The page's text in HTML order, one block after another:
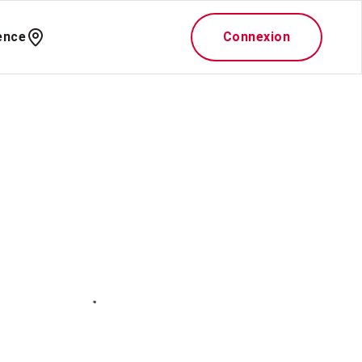
Connexion